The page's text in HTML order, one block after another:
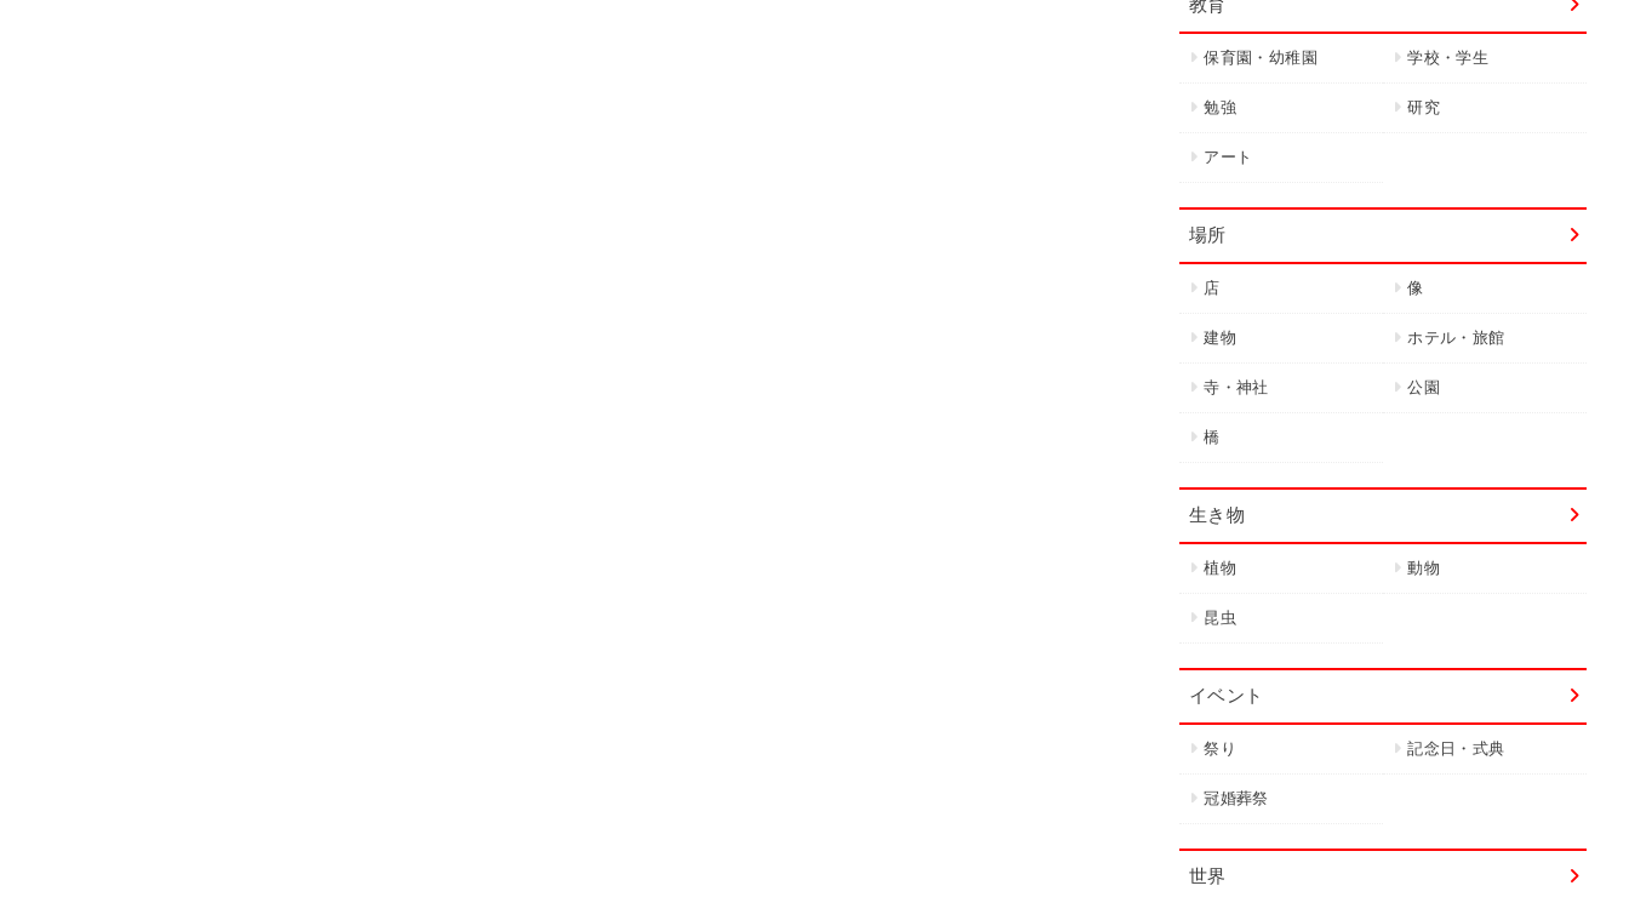
教育
保育園・幼稚園 学校・学生
勉強 研究
アート
場所
店 像
建物 ホテル・旅館
寺・神社 公園
橋
生き物
植物 動物
昆虫
イベント
祭り 記念日・式典
冠婚葬祭
世界